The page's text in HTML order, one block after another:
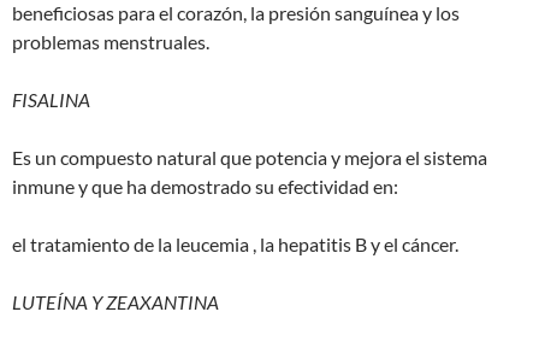
beneficiosas para el corazón, la presión sanguínea y los
problemas menstruales.
FISALINA
Es un compuesto natural que potencia y mejora el sistema
inmune y que ha demostrado su efectividad en:
el tratamiento de la leucemia , la hepatitis B y el cáncer.
LUTEÍNA Y ZEAXANTINA